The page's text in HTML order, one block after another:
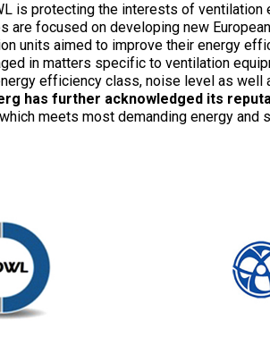
is protecting the interests of ventilation
are focused on developing new
units aimed to improve their energy
in matters specific to ventilation
efficiency class, noise level as well
has further acknowledged its
meets most demanding energy and